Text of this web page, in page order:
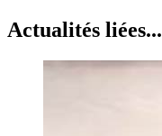
Actualités liées...